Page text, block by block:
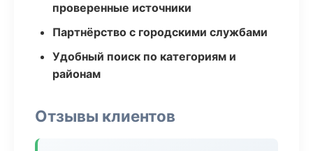
проверенные источники
Партнёрство с городскими службами
Удобный поиск по категориям и
районам
Отзывы клиентов